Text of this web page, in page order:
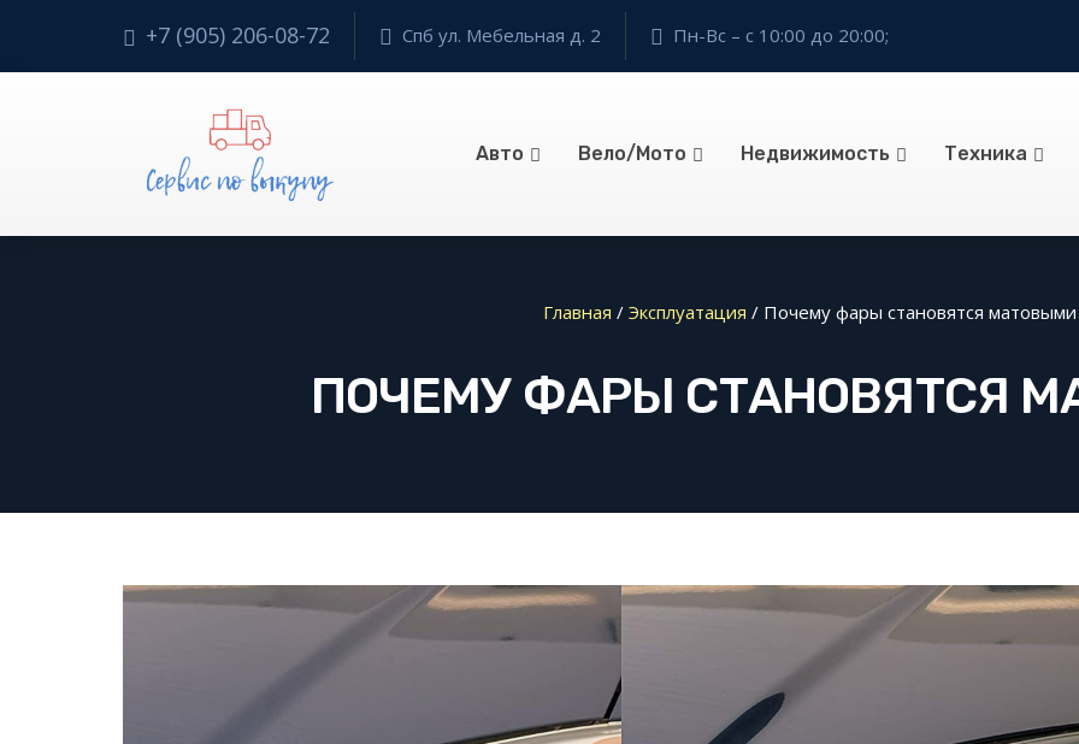
+7 (905) 206-08-72 Спб ул. Мебельная д. 2 Пн-Вс – с 10:00 до 20:00;
Авто Вело/Мото Недвижимость Техника
Главная / Эксплуатация / Почему фары становятся матовыми
ПОЧЕМУ ФАРЫ СТАНОВЯТСЯ